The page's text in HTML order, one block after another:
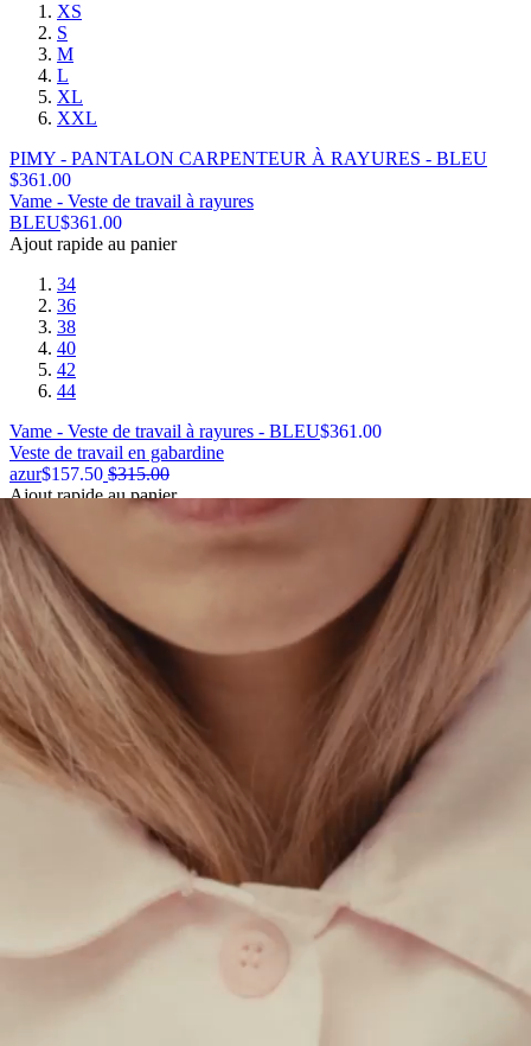
XS
S
M
L
XL
XXL
PIMY - PANTALON CARPENTEUR À RAYURES - BLEU
$361.00
Vame - Veste de travail à rayures
BLEU$361.00
Ajout rapide au panier
34
36
38
40
42
44
Vame - Veste de travail à rayures - BLEU$361.00
Veste de travail en gabardine
azur$157.50 $315.00
Ajout rapide au panier
36
38
40
42
44
Veste de travail en gabardine - azur
$ 315.00
Veste de travail en gabardine
ROSE $ 157.50 $ 315.00
Ajout rapide au panier
34
Veste de travail en gabardine - ROSE
157.50 $315.00
Veste de travail en gabardine
Ajout rapide au panier